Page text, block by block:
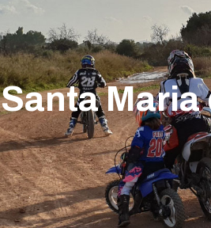
Santa Maria